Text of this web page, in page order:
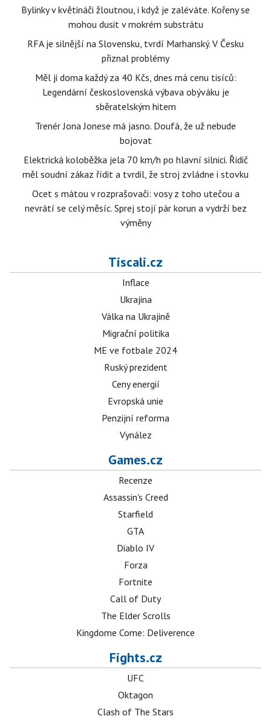
Bylinky v květináči žloutnou, i když je zaléváte. Kořeny se
mohou dusit v mokrém substrátu
RFA je silnější na Slovensku, tvrdí Marhanský. V Česku
přiznal problémy
Měl ji doma každý za 40 Kčs, dnes má cenu tisíců:
Legendární československá výbava obýváku je
sběratelským hitem
Trenér Jona Jonese má jasno. Doufá, že už nebude
bojovat
Elektrická koloběžka jela 70 km/h po hlavní silnici. Řidič
měl soudní zákaz řídit a tvrdil, že stroj zvládne i stovku
Ocet s mátou v rozprašovači: vosy z toho utečou a
nevrátí se celý měsíc. Sprej stojí pár korun a vydrží bez
výměny
Tiscali.cz
Inflace
Ukrajina
Válka na Ukrajině
Migrační politika
ME ve fotbale 2024
Ruský prezident
Ceny energií
Evropská unie
Penzijní reforma
Vynález
Games.cz
Recenze
Assassin's Creed
Starfield
GTA
Diablo IV
Forza
Fortnite
Call of Duty
The Elder Scrolls
Kingdome Come: Deliverence
Fights.cz
UFC
Oktagon
Clash of The Stars